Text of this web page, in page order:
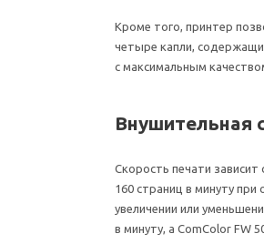
Кроме того, принтер
четыре капли,
с максимальным
Внушительная
Скорость печати
160 страниц в минуту
увеличении или
в минуту, а ComColor FW